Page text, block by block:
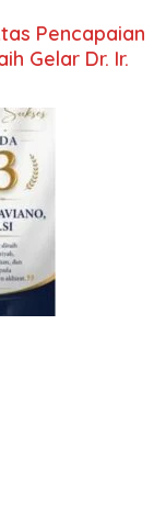
Pencapaian
Gelar Dr. Ir.